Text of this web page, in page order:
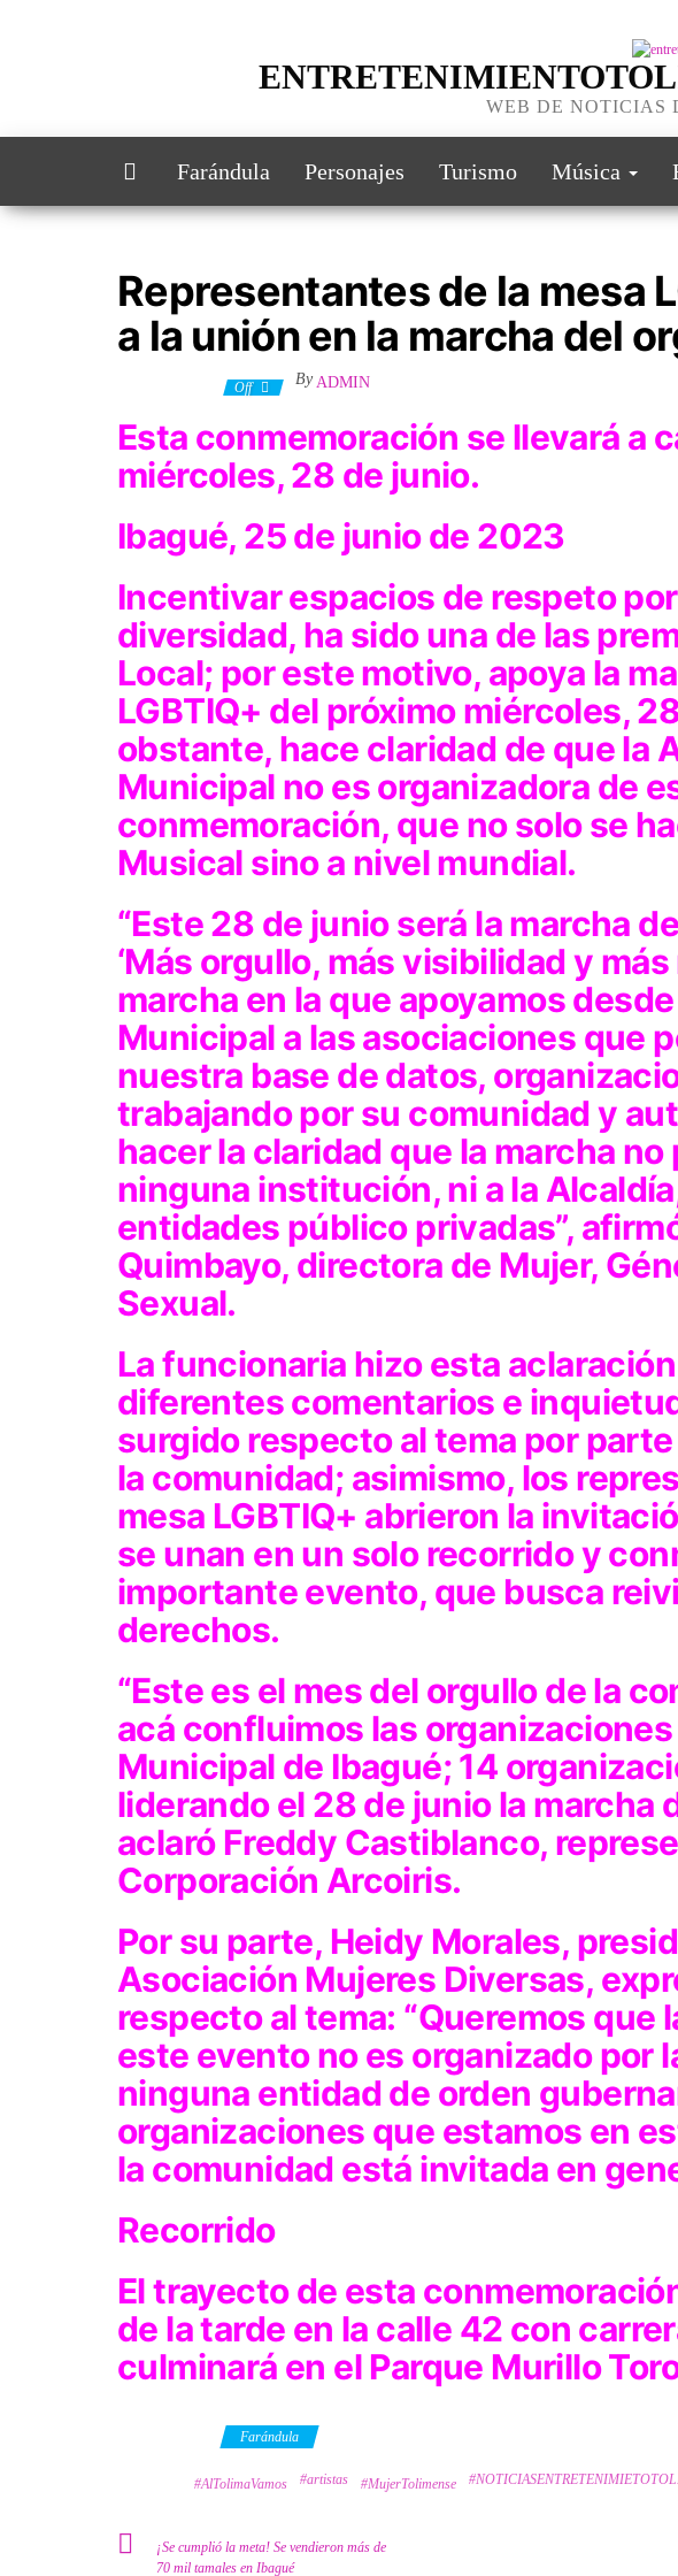
WEB DE NOTICIAS
Farándula Personajes Turismo Música
Representantes de la mesa
a la unión en la marcha del
Off By ADMIN
Esta conmemoración se llevará a
miércoles, 28 de junio.
Ibagué, 25 de junio de 2023
Incentivar espacios de respeto
diversidad, ha sido una de las
Local; por este motivo, apoya la
LGBTIQ+ del próximo miércoles,
obstante, hace claridad de que la
Municipal no es organizadora de
conmemoración, que no solo se
Musical sino a nivel mundial.
“Este 28 de junio será la marcha
‘Más orgullo, más visibilidad y más
marcha en la que apoyamos
Municipal a las asociaciones que
nuestra base de datos,
trabajando por su comunidad y
hacer la claridad que la marcha
ninguna institución, ni a la
entidades público privadas”,
Quimbayo, directora de Mujer,
Sexual.
La funcionaria hizo esta
diferentes comentarios e
surgido respecto al tema por
la comunidad; asimismo, los
mesa LGBTIQ+ abrieron la
se unan en un solo recorrido y
importante evento, que busca
derechos.
“Este es el mes del orgullo de la
acá confluimos las organizaciones
Municipal de Ibagué; 14
liderando el 28 de junio la marcha
aclaró Freddy Castiblanco,
Corporación Arcoiris.
Por su parte, Heidy Morales,
Asociación Mujeres Diversas,
respecto al tema: “Queremos que
este evento no es organizado por
ninguna entidad de orden
organizaciones que estamos en
la comunidad está invitada en
Recorrido
El trayecto de esta
de la tarde en la calle 42 con
culminará en el Parque Murillo
Farándula
#AlTolimaVamos #artistas #MujerTolimense
¡Se cumplió la meta! Se vendieron más de
70 mil tamales en Ibagué